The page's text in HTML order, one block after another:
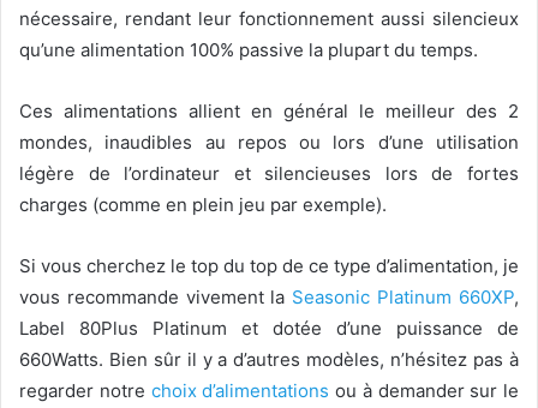
nécessaire, rendant leur fonctionnement aussi silencieux
qu’une alimentation 100% passive la plupart du temps.
Ces alimentations allient en général le meilleur des 2
mondes, inaudibles au repos ou lors d’une utilisation
légère de l’ordinateur et silencieuses lors de fortes
charges (comme en plein jeu par exemple).
Si vous cherchez le top du top de ce type d’alimentation, je
vous recommande vivement la Seasonic Platinum 660XP,
Label 80Plus Platinum et dotée d’une puissance de
660Watts. Bien sûr il y a d’autres modèles, n’hésitez pas à
regarder notre choix d’alimentations ou à demander sur le